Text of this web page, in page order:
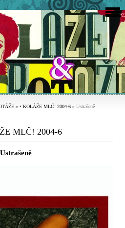
» • KOLÁŽE MLČ! 2004-6 » Ustrašeně
MLČ! 2004-6
Ustrašeně